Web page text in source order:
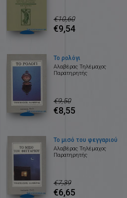
€10,60
€9,54
Το ρολόγι
Αλαβέρας Τηλέμαχος
Παρατηρητής
€9,50
€8,55
Το μισό του φεγγαριού
Αλαβέρας Τηλέμαχος
Παρατηρητής
€7,39
€6,65